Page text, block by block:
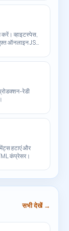
व्हाइटस्पेस,
ऑनलाइन JS
रेडी
हटाएं और
कंप्रेसर।
सभी देखें →